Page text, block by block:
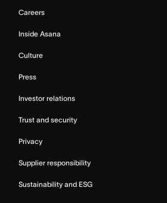
Careers
Inside Asana
Culture
Press
Investor relations
Trust and security
Privacy
Supplier responsibility
Sustainability and ESG